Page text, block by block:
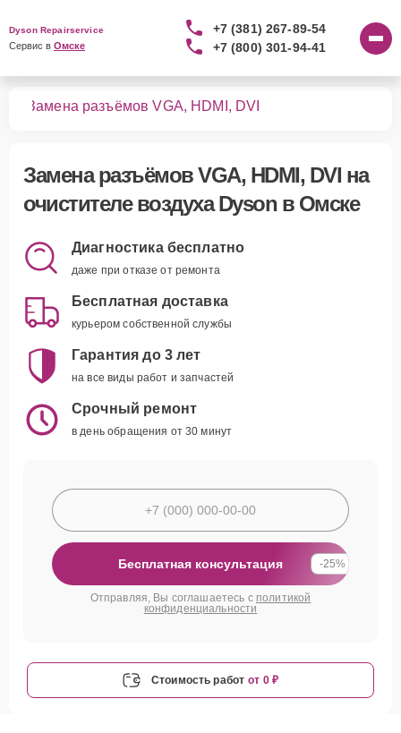
Dyson Repairservice
Сервис в Омске
+7 (381) 267-89-54
+7 (800) 301-94-41
Замена разъёмов VGA, HDMI, DVI
Замена разъёмов VGA, HDMI, DVI на
очистителе воздуха Dyson в Омске
Диагностика бесплатно
даже при отказе от ремонта
Бесплатная доставка
курьером собственной службы
Гарантия до 3 лет
на все виды работ и запчастей
Срочный ремонт
в день обращения от 30 минут
Бесплатная консультация -25%
Отправляя, Вы соглашаетесь с политикой
конфиденциальности
Стоимость работ от 0 ₽